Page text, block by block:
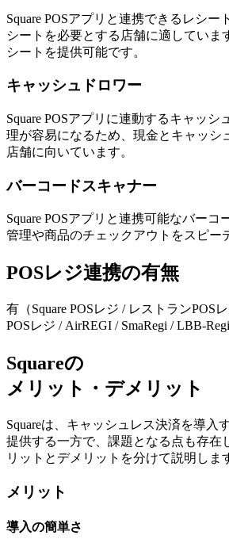
Square POSアプリと連携できるレシー
シートを必要とする店舗に適していま
シートを提供可能です。
キャッシュドロワー
Square POSアプリに連動するキャッシ
理が容易になるため、現金とキャッシ
店舗に向いています。
バーコードスキャナー
Square POSアプリと連携可能なバーコ
管理や商品のチェックアウトをスピー
POSレジ連携の有無
有（Square POSレジ / レストランPOS
POSレジ / AirREGI / SmaRegi / LBB-
Squareの
メリット・デメリット
Squareは、キャッシュレス決済を導入
提供する一方で、課題となる点も存在
リットとデメリットを分けて説明しま
メリット
導入の簡単さ